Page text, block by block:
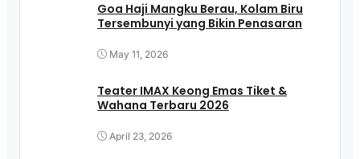
Goa Haji Mangku Berau, Kolam Biru
Tersembunyi yang Bikin Penasaran
May 11, 2026
Teater IMAX Keong Emas Tiket &
Wahana Terbaru 2026
April 23, 2026